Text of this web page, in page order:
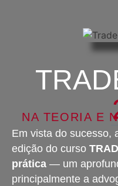
NA TEORIA E
Em vista do sucesso,
edição do curso
prática — um
principalmente a